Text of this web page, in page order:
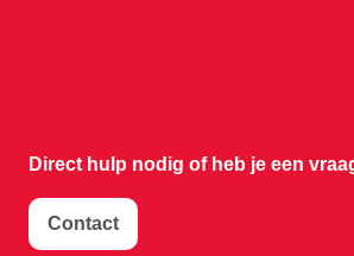
Direct hulp nodig ofheb je een
Contact